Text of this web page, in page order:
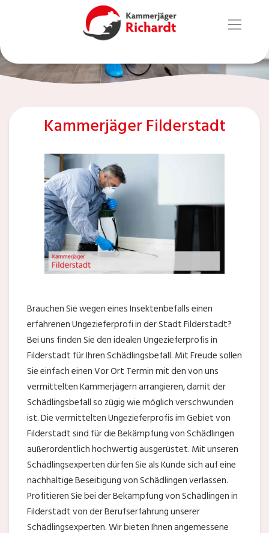
Kammerjäger Filderstadt
Brauchen Sie wegen eines Insektenbefalls einen
erfahrenen Ungezieferprofi in der Stadt Filderstadt?
Bei uns finden Sie den idealen Ungezieferprofis in
Filderstadt für Ihren Schädlingsbefall. Mit Freude sollen
Sie einfach einen Vor Ort Termin mit den von uns
vermittelten Kammerjägern arrangieren, damit der
Schädlingsbefall so zügig wie möglich verschwunden
ist. Die vermittelten Ungezieferprofis im Gebiet von
Filderstadt sind für die Bekämpfung von Schädlingen
außerordentlich hochwertig ausgerüstet. Mit unseren
Schädlingsexperten dürfen Sie als Kunde sich auf eine
nachhaltige Beseitigung von Schädlingen verlassen.
Profitieren Sie bei der Bekämpfung von Schädlingen in
Filderstadt von der Berufserfahrung unserer
Schädlingsexperten. Wir bieten Ihnen angemessene